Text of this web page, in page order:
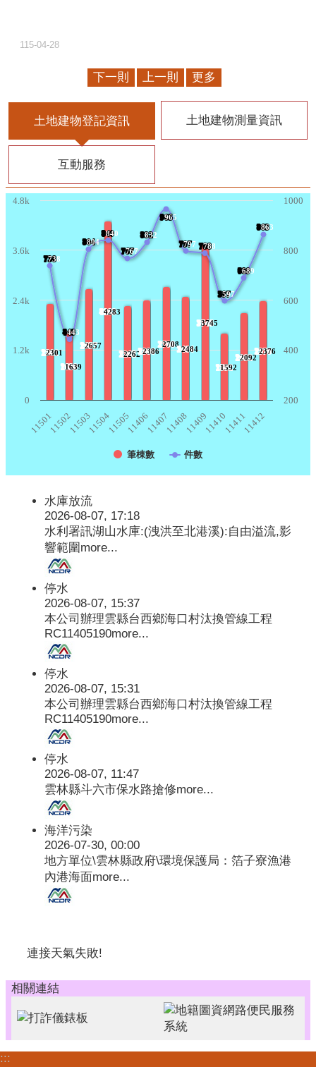
115-04-28
下一則 上一則 更多
土地建物登記資訊 土地建物測量資訊
互動服務
2301
?2301
1639
?1639
2657
?2657
4283
?4283
2262
?22622386
?2386
2708
?2708
2484
?2484
3745
?3745
1592
?1592
2092
?2092
2376
?2376
738
?738
443
?443
804
?804
840
?840
767
?767
832
?832
965
?965
797
?797 788
?788
597
?597
689
?689
863
?863
筆棟數 件數
115011150211503115041150511406114071140811409114101141111412
0
1.2k
2.4k
3.6k
4.8k
600
200
400
800
1000
水庫放流
2026-08-07, 17:18
水利署訊湖山水庫:(洩洪至北港溪):自由溢流,影
響範圍more...
停水
2026-08-07, 15:37
本公司辦理雲縣台西鄉海口村汰換管線工程
RC11405190more...
停水
2026-08-07, 15:31
本公司辦理雲縣台西鄉海口村汰換管線工程
RC11405190more...
停水
2026-08-07, 11:47
雲林縣斗六市保水路搶修more...
海洋污染
2026-07-30, 00:00
地方單位\雲林縣政府\環境保護局：箔子寮漁港
內港海面more...
連接天氣失敗!
相關連結
:::